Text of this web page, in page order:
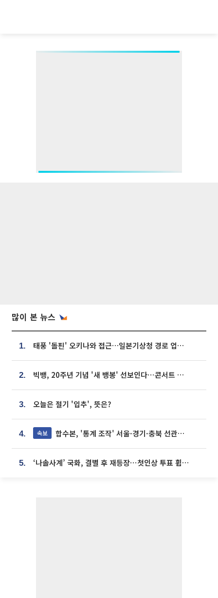
많이 본 뉴스
1. 태풍 '돌핀' 오키나와 접근…일본기상청 경로 업데이트
2. 빅뱅, 20주년 기념 '새 뱅봉' 선보인다⋯콘서트 앞두고 팝업 개최
3. 오늘은 절기 '입추', 뜻은?
4. 속보 합수본, '통계 조작' 서울·경기·충북 선관위 등 추가 압수수색
5. ‘나솔사계’ 국화, 결별 후 재등장⋯첫인상 투표 휩쓸고 ‘인기녀’ 등극